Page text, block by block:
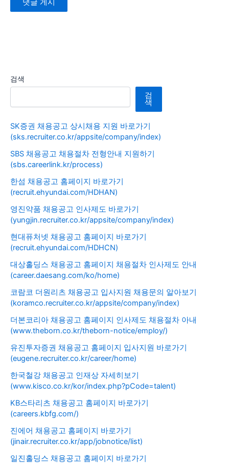
검색
검
색
SK증권 채용공고 상시채용 지원 바로가기
(sks.recruiter.co.kr/appsite/company/index)
SBS 채용공고 채용절차 전형안내 지원하기
(sbs.careerlink.kr/process)
한섬 채용공고 홈페이지 바로가기
(recruit.ehyundai.com/HDHAN)
영진약품 채용공고 인사제도 바로가기
(yungjin.recruiter.co.kr/appsite/company/index)
현대퓨처넷 채용공고 홈페이지 바로가기
(recruit.ehyundai.com/HDHCN)
대상홀딩스 채용공고 홈페이지 채용절차 인사제도 안내
(career.daesang.com/ko/home)
코람코 더원리츠 채용공고 입사지원 채용문의 알아보기
(koramco.recruiter.co.kr/appsite/company/index)
더본코리아 채용공고 홈페이지 인사제도 채용절차 아내
(www.theborn.co.kr/theborn-notice/employ/)
유진투자증권 채용공고 홈페이지 입사지원 바로가기
(eugene.recruiter.co.kr/career/home)
한국철강 채용공고 인재상 자세히보기
(www.kisco.co.kr/kor/index.php?pCode=talent)
KB스타리츠 채용공고 홈페이지 바로가기
(careers.kbfg.com/)
진에어 채용공고 홈페이지 바로가기
(jinair.recruiter.co.kr/app/jobnotice/list)
일진홀딩스 채용공고 홈페이지 바로가기